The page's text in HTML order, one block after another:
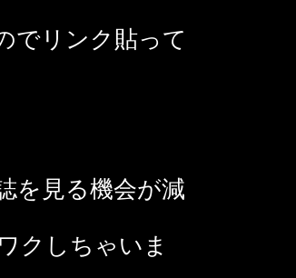
でリンク貼って
を見る機会が減
クしちゃいま